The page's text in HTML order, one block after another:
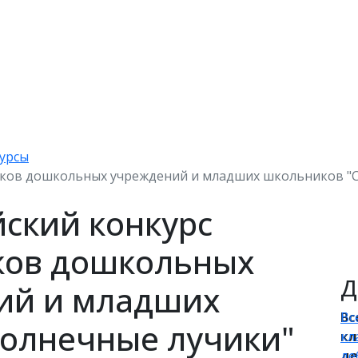
дошкольных учреждений и младших школьников
конкурс
дошкольных
и младших
лучики"